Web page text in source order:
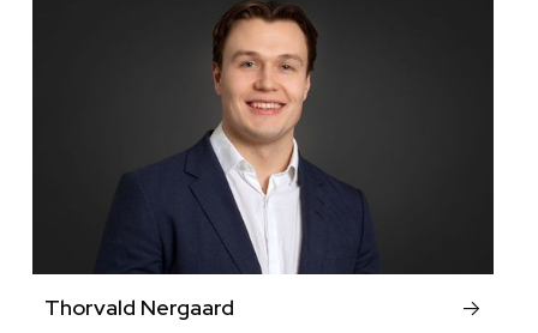
Thorvald Nergaard ->